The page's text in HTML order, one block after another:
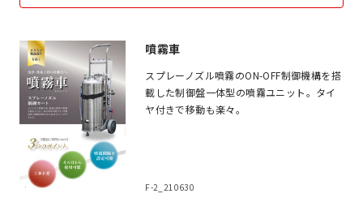
噴霧車
スプレーノズル噴霧のON-OFF制御機構を搭
載した制御盤一体型の噴霧ユニット。タイ
ヤ付きで移動も楽々。
F-2_210630